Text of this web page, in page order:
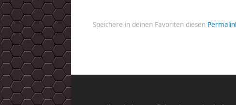
Speichere in deinen Favoriten diesen